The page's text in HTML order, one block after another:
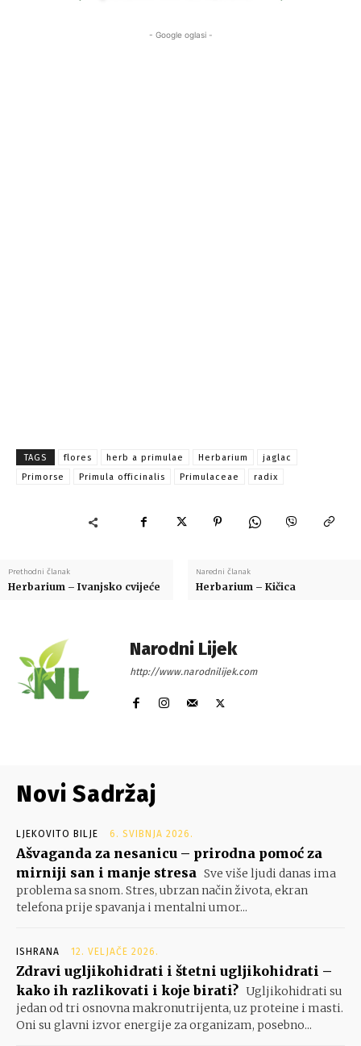
- Google oglasi -
TAGS flores herb a primulae Herbarium
jaglac
Primorse
Primula officinalis Primulaceae radix
Prethodni članak
Herbarium – Ivanjsko cvijeće
Naredni članak
Herbarium – Kičica
Narodni Lijek
http://www.narodnilijek.com
Novi Sadržaj
LJEKOVITO BILJE 6. SVIBNJA 2026.
Ašvaganda za nesanicu – prirodna pomoć za
mirniji san i manje stresa Sve više ljudi danas ima
problema sa snom. Stres, ubrzan način života, ekran
telefona prije spavanja i mentalni umor...
ISHRANA 12. VELJAČE 2026.
Zdravi ugljikohidrati i štetni ugljikohidrati –
kako ih razlikovati i koje birati? Ugljikohidrati su
jedan od tri osnovna makronutrijenta, uz proteine i masti.
Oni su glavni izvor energije za organizam, posebno...